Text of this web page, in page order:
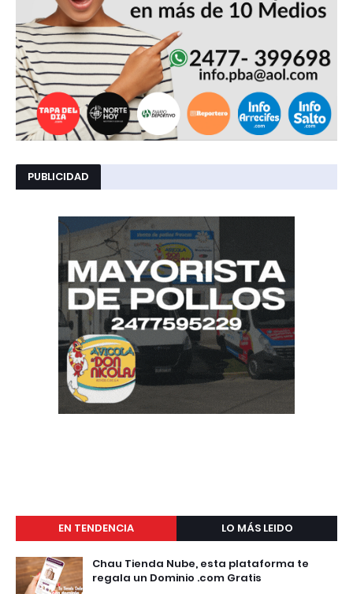
PUBLICIDAD
EN TENDENCIA LO MÁS LEIDO
Chau Tienda Nube, esta plataforma te
regala un Dominio .com Gratis